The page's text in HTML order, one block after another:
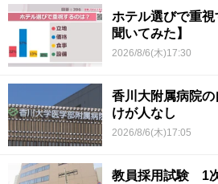
ホテル選びで重
聞いてみた】
2026/8/6(木)17:30
香川大附属病院
けが人なし
2026/8/6(木)17:05
教員採用試験 1